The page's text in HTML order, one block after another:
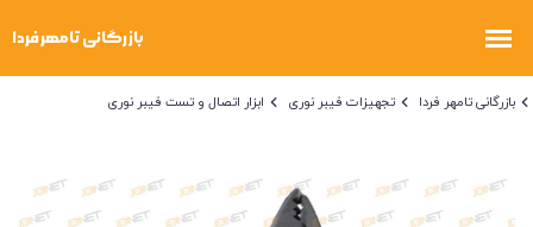
بازرگانی تامهر فردا تجهیزات فیبر نوری ابزار اتصال و تست فیبر نوری